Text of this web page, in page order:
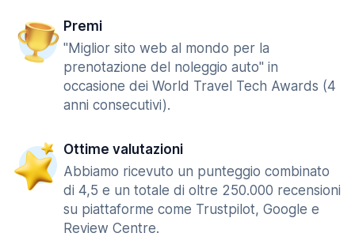
Premi
"Miglior sito web al mondo per la
prenotazione del noleggio auto" in
occasione dei World Travel Tech Awards (4
anni consecutivi).
Ottime valutazioni
Abbiamo ricevuto un punteggio combinato
di 4,5 e un totale di oltre 250.000 recensioni
su piattaforme come Trustpilot, Google e
Review Centre.